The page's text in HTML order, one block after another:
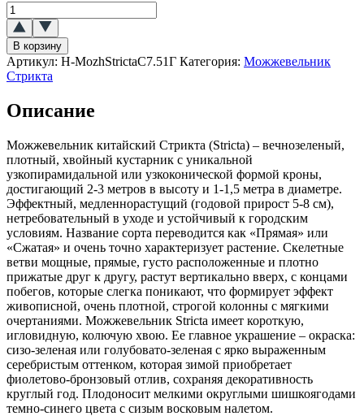
Количество
товара
Можжевельник
китайский
Стрикта
(Stricta)
В корзину
Артикул: H-MozhStrictaC7.51Г Категория: Можжевельник
Стрикта
Описание
Можжевельник китайский Стрикта (Stricta) – вечнозеленый,
плотный, хвойный кустарник с уникальной
узкопирамидальной или узкоконической формой кроны,
достигающий 2-3 метров в высоту и 1-1,5 метра в диаметре.
Эффектный, медленнорастущий (годовой прирост 5-8 см),
нетребовательный в уходе и устойчивый к городским
условиям. Название сорта переводится как «Прямая» или
«Сжатая» и очень точно характеризует растение. Скелетные
ветви мощные, прямые, густо расположенные и плотно
прижатые друг к другу, растут вертикально вверх, с концами
побегов, которые слегка поникают, что формирует эффект
живописной, очень плотной, строгой колонны с мягкими
очертаниями. Можжевельник Stricta имеет короткую,
игловидную, колючую хвою. Ее главное украшение – окраска:
сизо-зеленая или голубовато-зеленая с ярко выраженным
серебристым оттенком, которая зимой приобретает
фиолетово-бронзовый отлив, сохраняя декоративность
круглый год. Плодоносит мелкими округлыми шишкоягодами
темно-синего цвета с сизым восковым налетом.